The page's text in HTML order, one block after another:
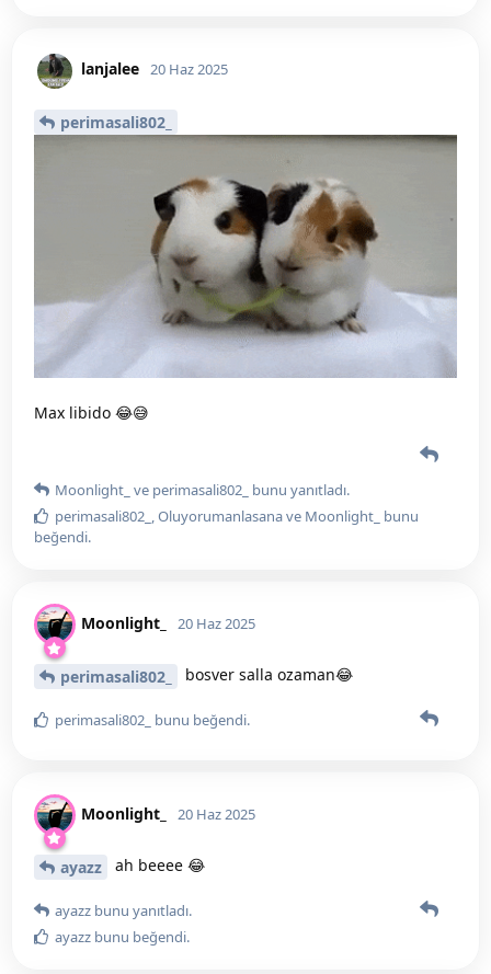
lanjalee 20 Haz 2025
perimasali802_
Max libido 😂😅
Moonlight_ ve perimasali802_ bunu yanıtladı.
perimasali802_ ,Oluyorumanlasanave Moonlight_ bunu
beğendi.
Moonlight_ 20 Haz 2025
perimasali802_ bosver salla ozaman😂
perimasali802_ bunu beğendi.
Moonlight_ 20 Haz 2025
ayazz ah beeee 😂
ayazz bunu yanıtladı.
ayazz bunu beğendi.